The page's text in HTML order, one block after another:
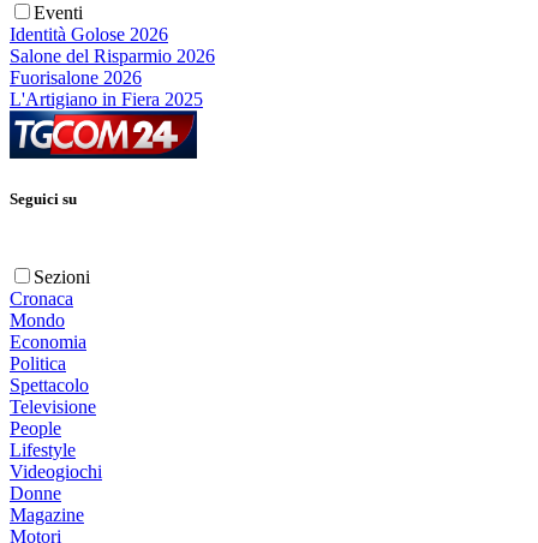
Eventi
Identità Golose 2026
Salone del Risparmio 2026
Fuorisalone 2026
L'Artigiano in Fiera 2025
Seguici su
Sezioni
Cronaca
Mondo
Economia
Politica
Spettacolo
Televisione
People
Lifestyle
Videogiochi
Donne
Magazine
Motori